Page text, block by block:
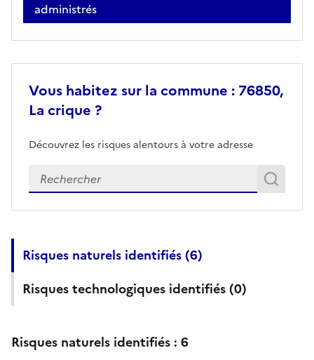
administrés
Vous habitez sur la commune : 76850,
La crique ?
Découvrez les risques alentours à votre adresse
Veuillez renseigner votre adresse exacte
Risques naturels identifiés (6)
Risques technologiques identifiés (0)
Risques naturels identifiés : 6